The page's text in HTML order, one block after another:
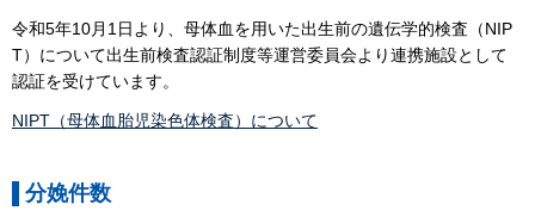
令和5年10月1日より、母体血を用いた出生前の遺伝学的検査（NIP
T）について出生前検査認証制度等運営委員会より連携施設として
認証を受けています。
NIPT（母体血胎児染色体検査）について
分娩件数